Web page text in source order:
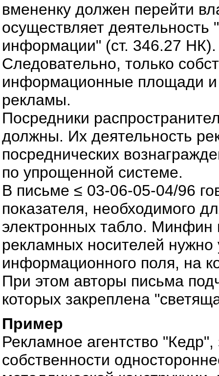
вмененку должен перейти
осуществляет
информации" (ст. 346.27 НК).
Следовательно, только
информационные площади и
рекламы.
Посредники
должны. Их деятельность
посреднических
по упрощенной системе.
В письме ≤ 03-06-05-04/96
показателя, необходимого
электронных табло. Минфин
рекламных носителей
информационного поля, на
При этом авторы письма
которых закреплена
Пример
Рекламное агентство
собственности